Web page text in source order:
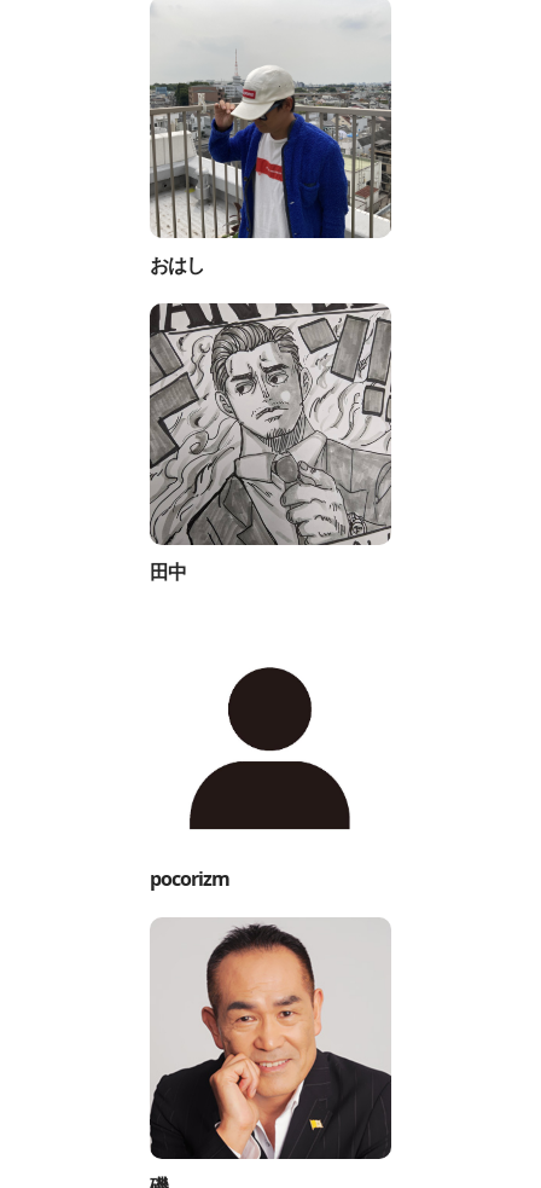
おはし
田中
pocorizm